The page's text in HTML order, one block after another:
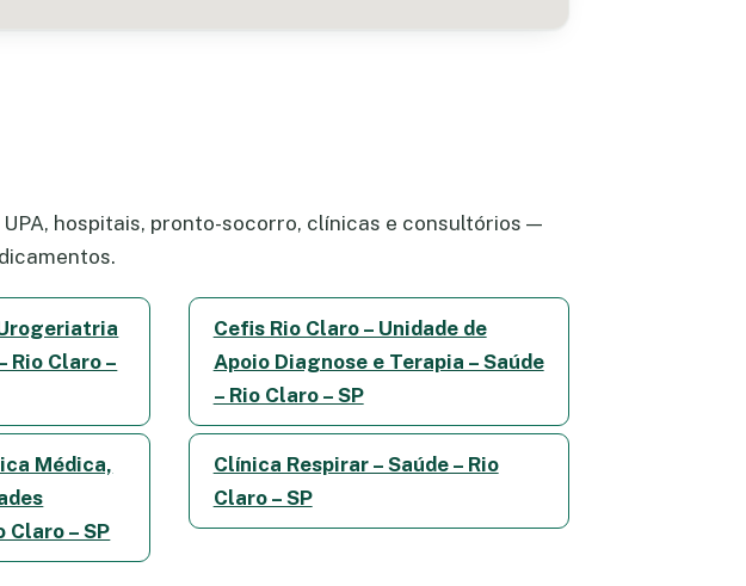
hospitais, pronto-socorro, clínicas e consultórios —
Rio Claro –
Cefis Rio Claro – Unidade de
Apoio Diagnose e Terapia – Saúde
– Rio Claro – SP
Médica,
Claro – SP
Clínica Respirar – Saúde – Rio
Claro – SP